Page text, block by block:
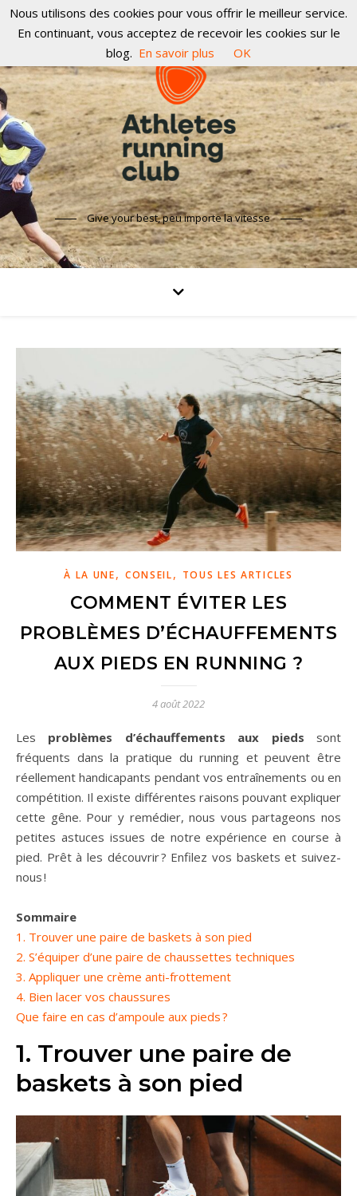
Give your best, peu importe la vitesse
À LA UNE, CONSEIL, TOUS LES ARTICLES
COMMENT ÉVITER LES
PROBLÈMES D’ÉCHAUFFEMENTS
AUX PIEDS EN RUNNING ?
4 août 2022
Les problèmes d’échauffements aux pieds sont
fréquents dans la pratique du running et peuvent être
réellement handicapants pendant vos entraînements ou en
compétition. Il existe différentes raisons pouvant expliquer
cette gêne. Pour y remédier, nous vous partageons nos
petites astuces issues de notre expérience en course à
pied. Prêt à les découvrir ? Enfilez vos baskets et suivez-
nous !
Sommaire
1. Trouver une paire de baskets à son pied
2. S’équiper d’une paire de chaussettes techniques
3. Appliquer une crème anti-frottement
4. Bien lacer vos chaussures
Que faire en cas d’ampoule aux pieds ?
1. Trouver une paire de
baskets à son pied
Nous utilisons des cookies pour vous offrir le meilleur service.
En continuant, vous acceptez de recevoir les cookies sur le
blog. En savoir plus OK